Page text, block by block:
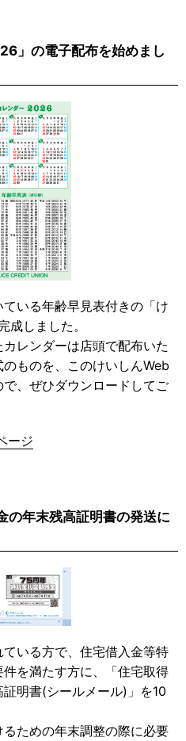
」の電子配布を始めまし
いる年齢早見表付きの「け
しました。
レンダーは店頭で配布いた
ものを、このけいしんWeb
、ぜひダウンロードしてご
ージ
の年末残高証明書の発送に
いる方で、住宅借入金等特
を満たす方に、「住宅取得
明書(シールメール)」を10
ための年末調整の際に必要